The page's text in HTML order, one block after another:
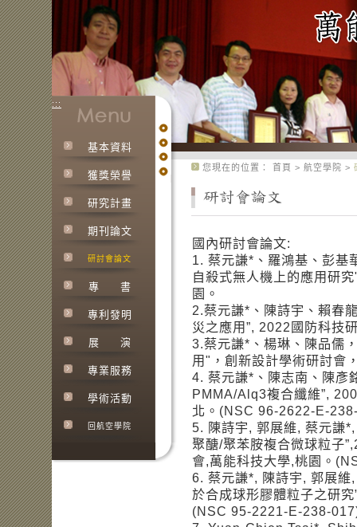
:::
基本資料
獲獎榮譽
研究計畫
期刊論文
研討會論文
專 書
專利發明
展 演
專業服務
學術活動
回航空學院
您現在的位置： 首頁 > 航空學院 >
國內研討會論文:
1. 蔡元謙*、羅鴻基、彭基
自殺式無人機上的應用研
園。
2.蔡元謙*、陳詩宇、賴春
災之應用”, 2022國防科技
3.蔡元謙*、楊琳、陳品儒
用"，創新設計學術研討會
4. 蔡元謙*、陳志南、陳彥
PMMA/Alq3複合纖維”,
北。(NSC 96-2622-E-
5. 陳詩宇, 郭展維, 蔡元謙
聚醣/聚苯胺複合微球粒子
會,萬能科技大學,桃園。
6. 蔡元謙*, 陳詩宇, 郭展維
於合成球形膠體粒子之研
(NSC 95-2221-E-238-